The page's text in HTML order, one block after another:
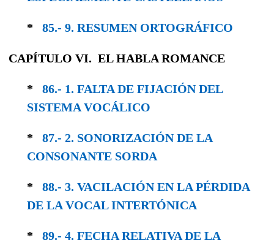
* 85.- 9. RESUMEN ORTOGRÁFICO
CAPÍTULO VI. EL HABLA ROMANCE
* 86.- 1. FALTA DE FIJACIÓN DEL
SISTEMA VOCÁLICO
* 87.- 2. SONORIZACIÓN DE LA
CONSONANTE SORDA
* 88.- 3. VACILACIÓN EN LA PÉRDIDA
DE LA VOCAL INTERTÓNICA
* 89.- 4. FECHA RELATIVA DE LA